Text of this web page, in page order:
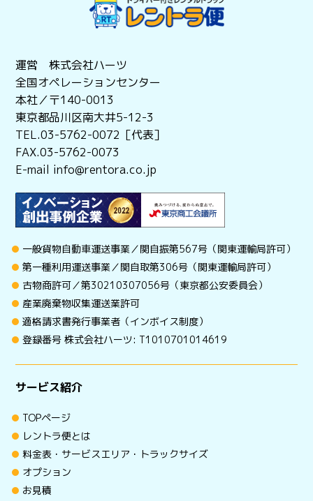
運営 株式会社ハーツ
全国オペレーションセンター
本社／〒140-0013
東京都品川区南大井5-12-3
TEL.03-5762-0072［代表］
FAX.03-5762-0073
E-mail info@rentora.co.jp
一般貨物自動車運送事業／関自振第567号（関東運輸局許可）
第一種利用運送事業／関自取第306号（関東運輸局許可）
古物商許可／第30210307056号（東京都公安委員会）
産業廃棄物収集運送業許可
適格請求書発行事業者（インボイス制度）
登録番号 株式会社ハーツ: T1010701014619
サービス紹介
TOPページ
レントラ便とは
料金表・サービスエリア・トラックサイズ
オプション
お見積